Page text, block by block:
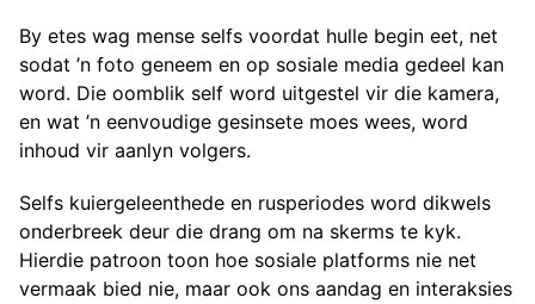
By etes wag mense selfs voordat hulle begin eet, net
sodat ’n foto geneem en op sosiale media gedeel kan
word. Die oomblik self word uitgestel vir die kamera,
en wat ’n eenvoudige gesinsete moes wees, word
inhoud vir aanlyn volgers.
Selfs kuiergeleenthede en rusperiodes word dikwels
onderbreek deur die drang om na skerms te kyk.
Hierdie patroon toon hoe sosiale platforms nie net
vermaak bied nie, maar ook ons aandag en interaksies